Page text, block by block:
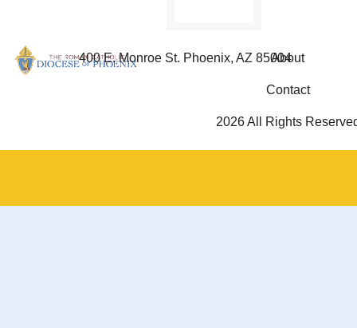
400 E. Monroe St. Phoenix, AZ 85004
About
Contact
2026 All Rights